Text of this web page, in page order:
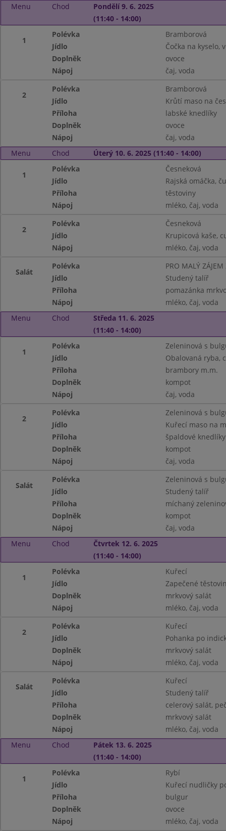
Menu Chod
Pondělí 9. 6. 2025
(11:40 - 14:00)
1
Polévka
Bramborová
Jídlo
Čočka na kyselo,
Doplněk
ovoce
Nápoj
čaj, voda
2
Polévka
Bramborová
Jídlo
Krůtí maso na
Příloha
labské knedlíky
Doplněk
ovoce
Nápoj
čaj, voda
Menu
Chod Úterý 10. 6. 2025 (11:40 - 14:00)
1
Polévka
Česneková
Jídlo
Rajská omáčka,
Příloha
těstoviny
Nápoj
mléko, čaj, voda
2
Polévka
Česneková
Jídlo
Krupicová kaše,
Nápoj
mléko, čaj, voda
Salát
Polévka
PRO MALÝ
Jídlo
Studený talíř
Příloha
pomazánka
Nápoj
mléko, čaj, voda
Menu
Chod
Středa 11. 6. 2025
(11:40 - 14:00)
1
Polévka
Zeleninová s
Jídlo
Obalovaná ryba,
Příloha
brambory m.m.
Doplněk
kompot
Nápoj
čaj, voda
2
Polévka
Zeleninová s
Jídlo
Kuřecí maso na
Příloha
špaldové knedlíky
Doplněk
kompot
Nápoj
čaj, voda
Salát
Polévka
Zeleninová s
Jídlo
Studený talíř
Příloha
míchaný
Doplněk
kompot
Nápoj
čaj, voda
Menu
Chod
Čtvrtek 12. 6. 2025
(11:40 - 14:00)
1
Polévka
Kuřecí
Jídlo
Zapečené
Doplněk
mrkvový salát
Nápoj
mléko, čaj, voda
2
Polévka
Kuřecí
Jídlo
Pohanka po
Doplněk
mrkvový salát
Nápoj
mléko, čaj, voda
Salát
Polévka
Kuřecí
Jídlo
Studený talíř
Příloha
celerový salát,
Doplněk
mrkvový salát
Nápoj
mléko, čaj, voda
Menu
Chod
Pátek 13. 6. 2025
(11:40 - 14:00)
1
Polévka
Rybí
Jídlo
Kuřecí nudličky
Příloha
bulgur
Doplněk
ovoce
Nápoj
mléko, čaj, voda